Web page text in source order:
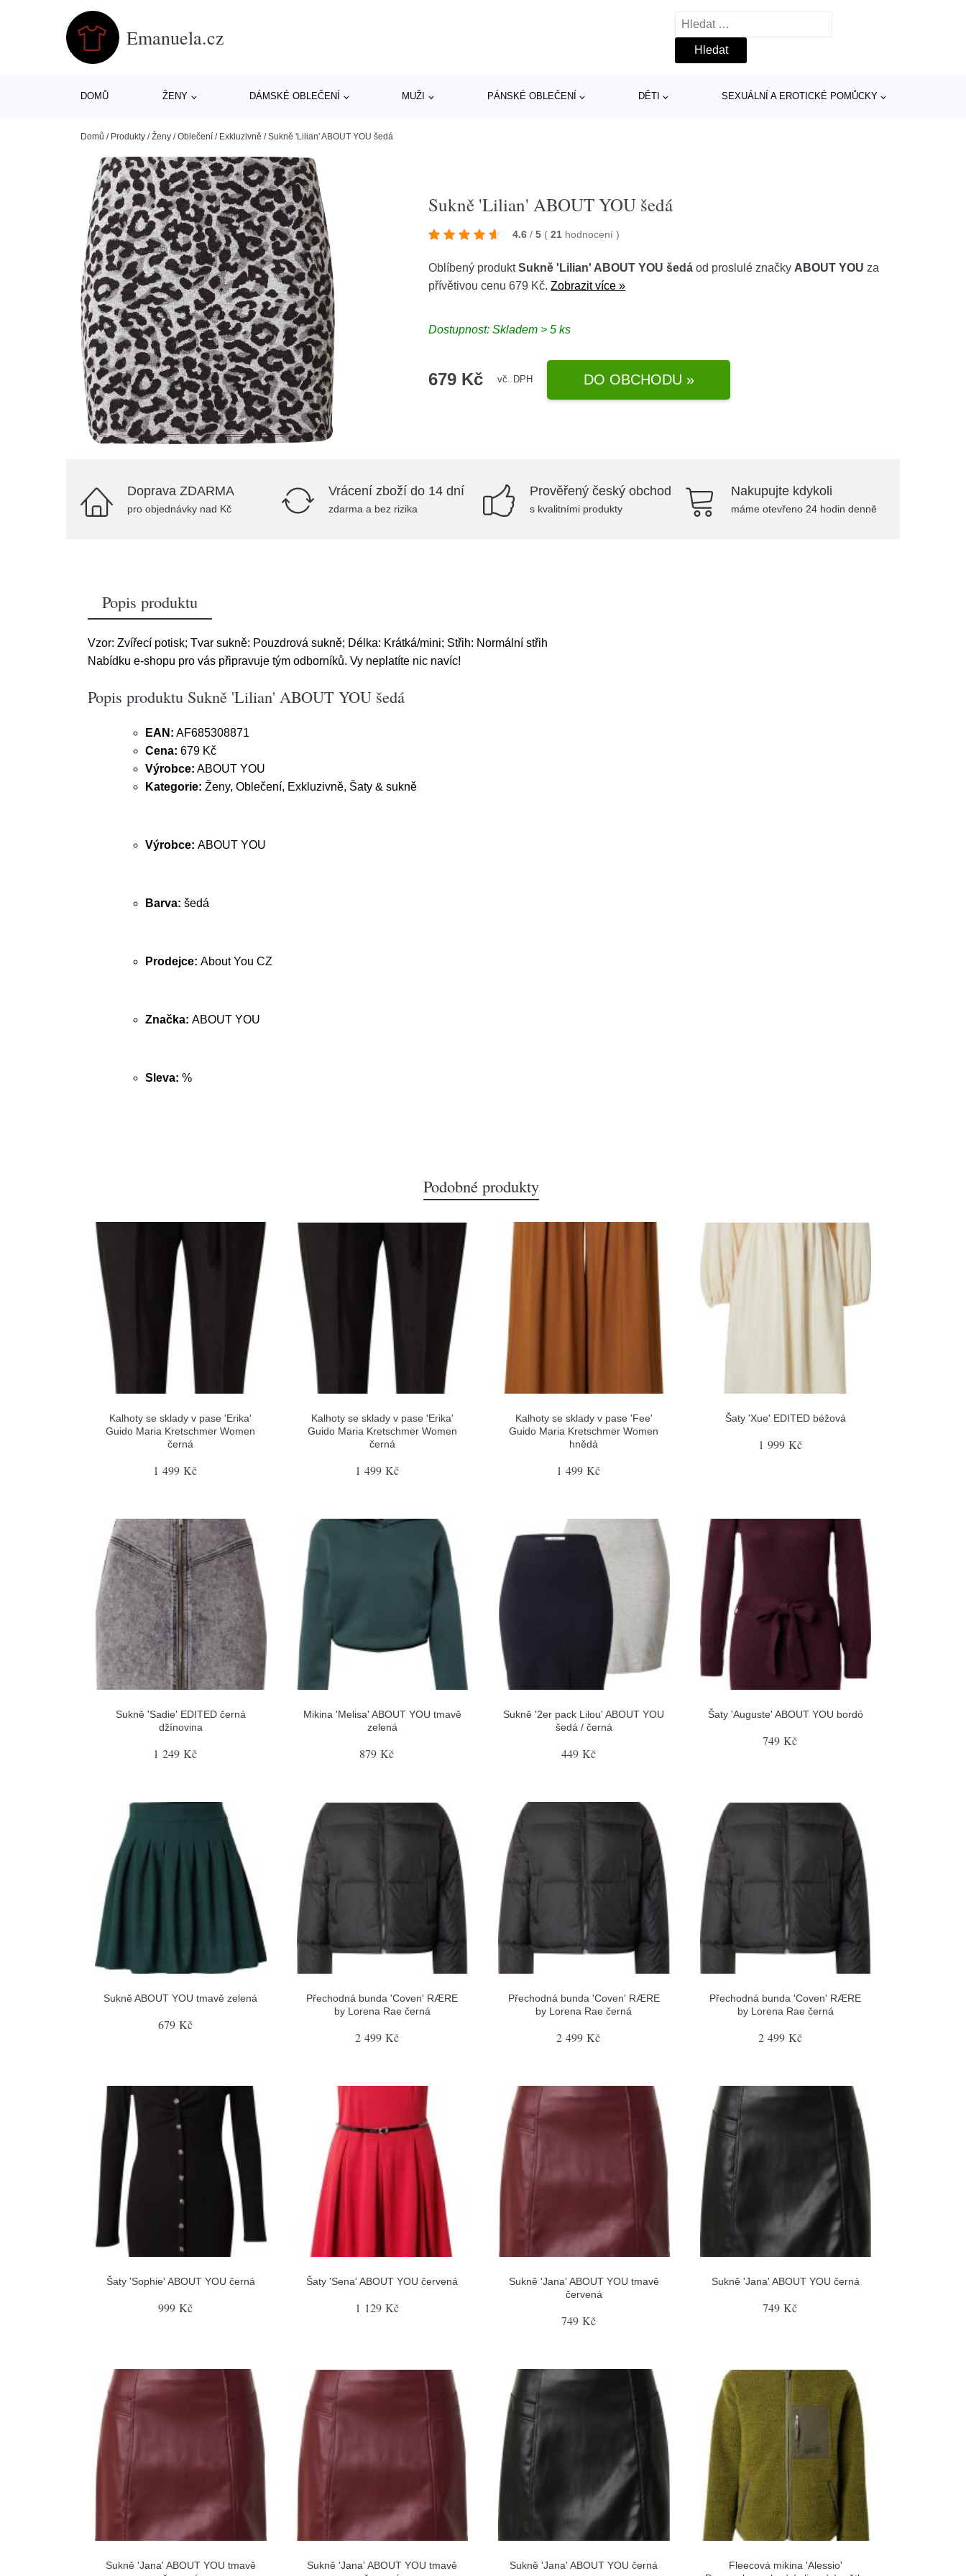
Emanuela.cz
Vyhledávání
DOMŮ ŽENY DÁMSKÉ OBLEČENÍ MUŽI PÁNSKÉ OBLEČENÍ DĚTI SEXUÁLNÍ A EROTICKÉ POMŮCKY
Domů / Produkty /Ženy /Oblečení / Exkluzivně /Sukně 'Lilian' ABOUT YOU šedá
Sukně 'Lilian' ABOUT YOU šedá
4.6 / 5 ( 21 hodnocení)
Oblíbený produktSukně 'Lilian' ABOUT YOU šedá od proslulé značky ABOUT YOU za
přívětivou cenu 679 Kč.Zobrazit více »
Dostupnost: Skladem > 5 ks
679 Kč vč. DPH DO OBCHODU »
Doprava ZDARMA
pro objednávky nad Kč
Vrácení zboží do 14 dní
zdarma a bez rizika
Prověřený český obchod
s kvalitními produkty
Nakupujte kdykoli
máme otevřeno 24 hodin denně
Popis produktu
Vzor: Zvířecí potisk; Tvar sukně: Pouzdrová sukně; Délka: Krátká/mini; Střih: Normální střih
Nabídku e-shopu pro vás připravuje tým odborníků. Vy neplatíte nic navíc!
Popis produktu Sukně 'Lilian' ABOUT YOU šedá
EAN: AF685308871
Cena: 679 Kč
Výrobce: ABOUT YOU
Kategorie: Ženy, Oblečení, Exkluzivně, Šaty & sukně
Výrobce: ABOUT YOU
Barva: šedá
Prodejce: About You CZ
Značka: ABOUT YOU
Sleva: %
Podobné produkty
Kalhoty se sklady v pase 'Erika'
Guido Maria Kretschmer Women
černá
1 499 Kč
Kalhoty se sklady v pase 'Erika'
Guido Maria Kretschmer Women
černá
1 499 Kč
Kalhoty se sklady v pase 'Fee'
Guido Maria Kretschmer Women
hnědá
1 499 Kč
Šaty 'Xue' EDITED béžová
1 999 Kč
Sukně 'Sadie' EDITED černá
džínovina
1 249 Kč
Mikina 'Melisa' ABOUT YOU tmavě
zelená
879 Kč
Sukně '2er pack Lilou' ABOUT YOU
šedá / černá
449 Kč
Šaty 'Auguste' ABOUT YOU bordó
749 Kč
Sukně ABOUT YOU tmavě zelená
679 Kč
Přechodná bunda 'Coven' RÆRE
by Lorena Rae černá
2 499 Kč
Přechodná bunda 'Coven' RÆRE
by Lorena Rae černá
2 499 Kč
Přechodná bunda 'Coven' RÆRE
by Lorena Rae černá
2 499 Kč
Šaty 'Sophie' ABOUT YOU černá
999 Kč
Šaty 'Sena' ABOUT YOU červená
1 129 Kč
Sukně 'Jana' ABOUT YOU tmavě
červená
749 Kč
Sukně 'Jana' ABOUT YOU černá
749 Kč
Sukně 'Jana' ABOUT YOU tmavě
Sukně 'Jana' ABOUT YOU tmavě
Sukně 'Jana' ABOUT YOU černá
Fleecová mikina 'Alessio'